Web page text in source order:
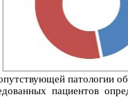
патологии
пациентов